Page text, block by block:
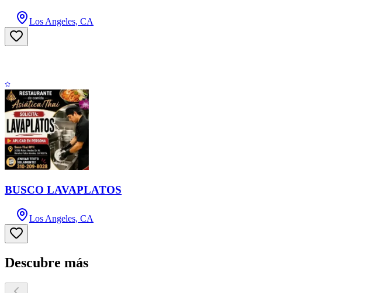
Los Angeles, CA
BUSCO LAVAPLATOS
Los Angeles, CA
Descubre más